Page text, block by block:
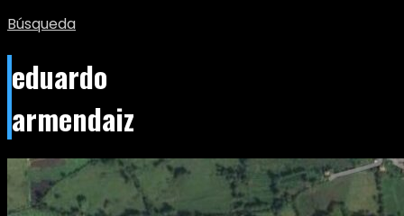
Búsqueda
eduardo
armendaiz